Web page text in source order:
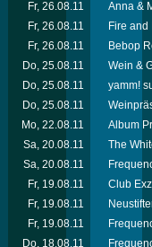
Fr, 26.08.11
Anna &
Fr, 26.08.11
Fire
Fr, 26.08.11
Bebop
Do, 25.08.11
Wein &
Do, 25.08.11
yamm!
Do, 25.08.11
Mo, 22.08.11
Album
Sa, 20.08.11
The
Sa, 20.08.11
Fr, 19.08.11
Club
Fr, 19.08.11
Fr, 19.08.11
Do, 18.08.11